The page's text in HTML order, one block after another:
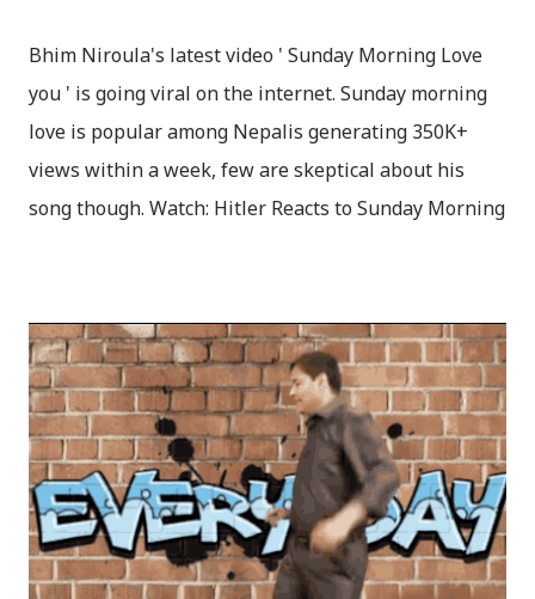
Bhim Niroula's latest video ' Sunday Morning Love
you ' is going viral on the internet. Sunday morning
love is popular among Nepalis generating 350K+
views within a week, few are skeptical about his
song though. Watch: Hitler Reacts to Sunday Morning
song. Hitler becomes furious when an Officer tells
him that Nepalis are using a new chemical weapon
called 'Sunday Morning Love' to win the world war.
Hitler orders Bhim to add Saturday Morning Love in
his song. Hitler video is also going viral on the web
after Sunday Morning Love. Hitler's reaction to
Sunday morning love has been watched more than
30K times within two days.